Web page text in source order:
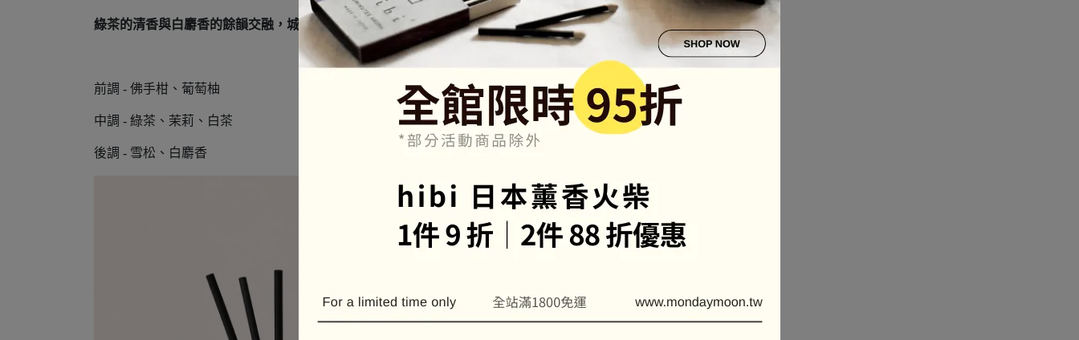
綠茶的清香與白麝香的餘韻交融，城市在光影之間，緩緩呼吸。
前調 - 佛手柑、葡萄柚
中調 - 綠茶、茉莉、白茶
後調 - 雪松、白麝香